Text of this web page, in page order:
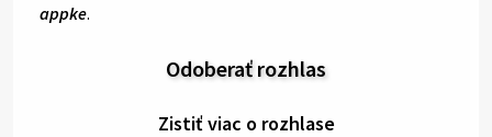
appke.
Odoberať rozhlas
Zistiť viac o rozhlase